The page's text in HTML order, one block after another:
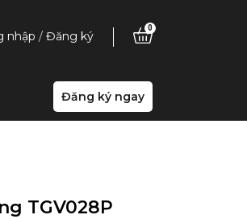
nhập / Đăng ký
0
Đăng ký ngay
TGV028P